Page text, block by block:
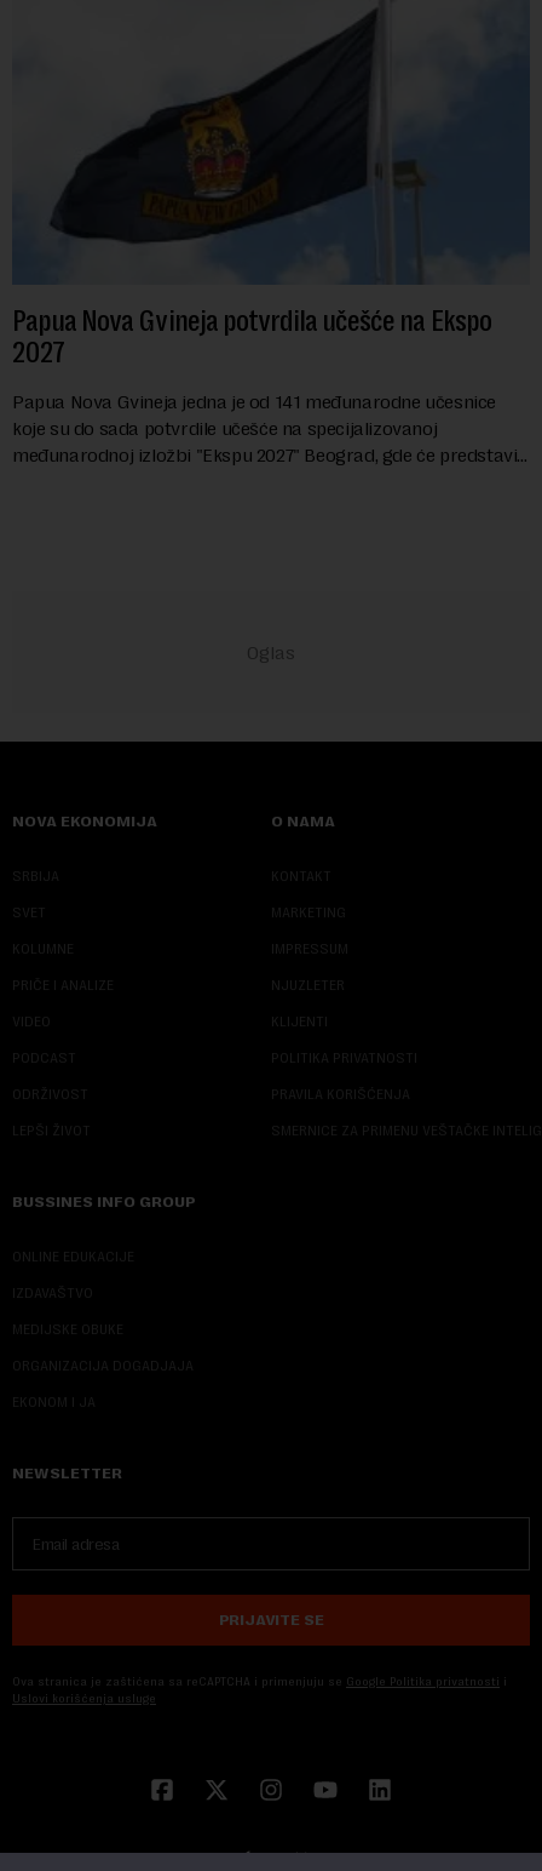
Papua Nova Gvineja potvrdila učešće na Ekspo
2027
Papua Nova Gvineja jedna je od 141 međunarodne učesnice
koje su do sada potvrdile učešće na specijalizovanoj
međunarodnoj izložbi "Ekspu 2027" Beograd, gde će predstaviti
NOVA EKONOMIJA
SRBIJA
SVET
KOLUMNE
PRIČE I ANALIZE
VIDEO
PODCAST
ODRŽIVOST
LEPŠI ŽIVOT
O NAMA
KONTAKT
MARKETING
IMPRESSUM
NJUZLETER
KLIJENTI
POLITIKA PRIVATNOSTI
PRAVILA KORIŠĆENJA
SMERNICE ZA PRIMENU VEŠTAČKE
BUSSINES INFO GROUP
ONLINE EDUKACIJE
IZDAVAŠTVO
MEDIJSKE OBUKE
ORGANIZACIJA DOGADJAJA
EKONOM I JA
NEWSLETTER
PRIJAVITE SE
Ova stranica je zaštićena sa reCAPTCHA i primenjuju se Google Politika privatnosti i
Uslovi korišćenja usluge